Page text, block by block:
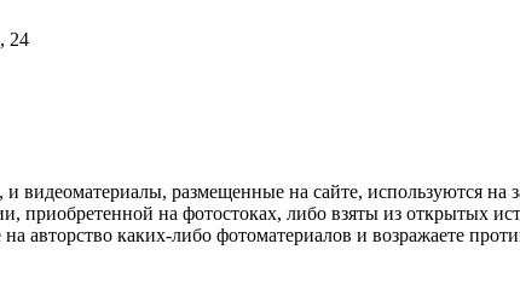
24
видеоматериалы, размещенные на сайте, используются на
приобретенной на фотостоках, либо взяты из открытых
авторство каких-либо фотоматериалов и возражаете